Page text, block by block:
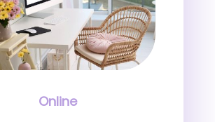
Online